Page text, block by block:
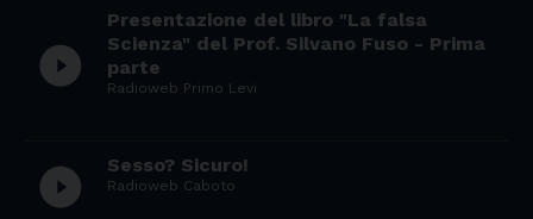
play_circle_filled
Presentazione del libro "La falsa
Scienza" del Prof. Silvano Fuso - Prima
parte
Radioweb Primo Levi
play_circle_filled Sesso? Sicuro!
Radioweb Caboto